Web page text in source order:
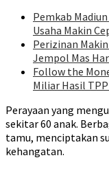
Pemkab
Usaha Makin
Perizinan
Jempol Mas
Follow the
Miliar Hasil
Perayaan yang
sekitar 60 anak.
tamu, menciptakan
kehangatan.